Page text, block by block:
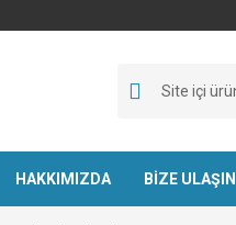
HAKKIMIZDA BİZE ULAŞIN